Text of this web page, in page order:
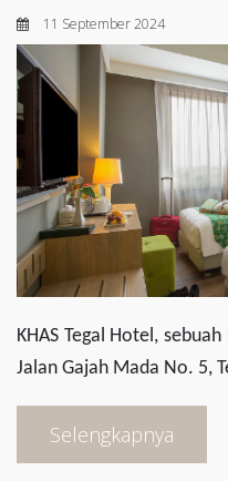
11 September 2024
KHAS Tegal Hotel,
Jalan Gajah Mada No. 5,
Selengkapnya